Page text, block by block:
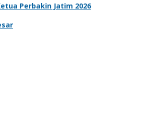
Perbakin Jatim 2026